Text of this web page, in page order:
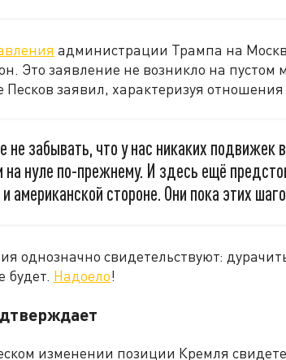
администрации Трампа на
Это заявление не возникло на пустом
Песков заявил, характеризуя
не забывать, что у нас никаких подвижек
на нуле по-прежнему. И здесь ещё
и американской стороне. Они пока этих
однозначно свидетельствуют:
будет. Надоело!
изменении позиции Кремля